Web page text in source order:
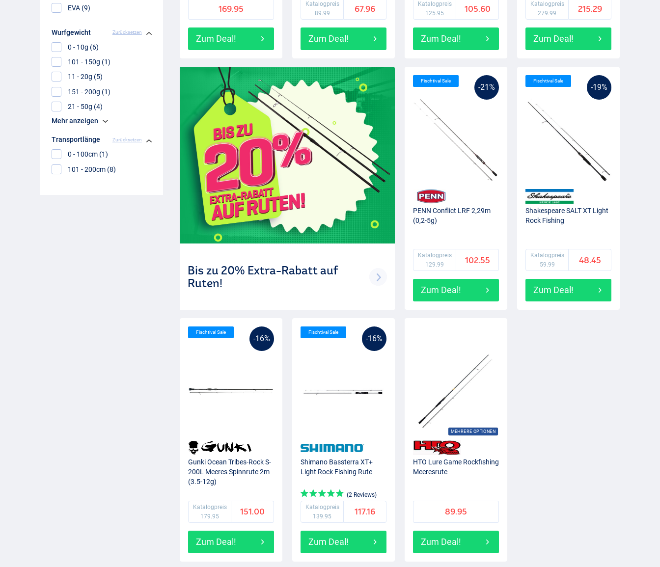
EVA (9)
Wurfgewicht Zurücksetzen
0 - 10g (6)
101 - 150g (1)
11 - 20g (5)
151 - 200g (1)
21 - 50g (4)
Mehr anzeigen
Transportlänge Zurücksetzen
0 - 100cm (1)
101 - 200cm (8)
169.95
Zum Deal!
Katalogpreis
89.99
67.96
Zum Deal!
Katalogpreis
125.95
105.60
Zum Deal!
Katalogpreis
279.99
215.29
Zum Deal!
Bis zu 20% Extra-Rabatt auf
Ruten!
-21%
Fischtival Sale
PENN Conflict LRF 2,29m
(0,2-5g)
Katalogpreis
129.99
102.55
Zum Deal!
-19%
Fischtival Sale
Shakespeare SALT XT Light
Rock Fishing
Katalogpreis
59.99
48.45
Zum Deal!
-16%
Fischtival Sale
Gunki Ocean Tribes-Rock S-
200L Meeres Spinnrute 2m
(3.5-12g)
Katalogpreis
179.95
151.00
Zum Deal!
-16%
Fischtival Sale
Shimano Bassterra XT+
Light Rock Fishing Rute
(2 Reviews)
Katalogpreis
139.95
117.16
Zum Deal!
MEHRERE OPTIONEN
HTO Lure Game Rockfishing
Meeresrute
89.95
Zum Deal!